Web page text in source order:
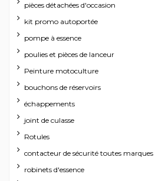
pièces détachées d'occasion
kit promo autoportée
pompe à essence
poulies et pièces de lanceur
Peinture motoculture
bouchons de réservoirs
échappements
joint de culasse
Rotules
contacteur de sécurité toutes marques
robinets d'essence